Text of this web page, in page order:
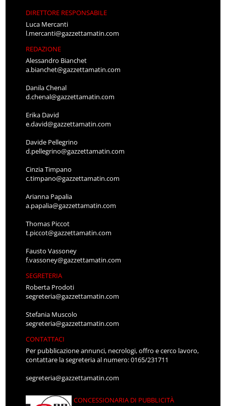
DIRETTORE RESPONSABILE
Luca Mercanti
l.mercanti@gazzettamatin.com
REDAZIONE
Alessandro Bianchet
a.bianchet@gazzettamatin.com
Danila Chenal
d.chenal@gazzettamatin.com
Erika David
e.david@gazzettamatin.com
Davide Pellegrino
d.pellegrino@gazzettamatin.com
Cinzia Timpano
c.timpano@gazzettamatin.com
Arianna Papalia
a.papalia@gazzettamatin.com
Thomas Piccot
t.piccot@gazzettamatin.com
Fausto Vassoney
f.vassoney@gazzettamatin.com
SEGRETERIA
Roberta Prodoti
segreteria@gazzettamatin.com
Stefania Muscolo
segreteria@gazzettamatin.com
CONTATTACI
Per pubblicazione annunci, necrologi, offro e cerco lavoro,
contattare la segreteria al numero: 0165/231711
segreteria@gazzettamatin.com
CONCESSIONARIA DI PUBBLICITÀ